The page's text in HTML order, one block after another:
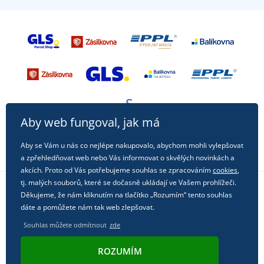
Sledujte nás na sociálních sítích
Aby web fungoval, jak má
Aby se Vám u nás co nejlépe nakupovalo, abychom mohli vylepšovat
a zpřehledňovat web nebo Vás informovat o skvělých novinkách a
akcích. Proto od Vás potřebujeme souhlas se zpracovánímcookies,
tj. malých souborů, které se dočasně ukládají ve Vašem prohlížeči.
Děkujeme, že nám kliknutím na tlačítko „Rozumím“ tento souhlas
dáte a pomůžete nám tak web zlepšovat.
Souhlas můžete odmítnout zde
ROZUMÍM